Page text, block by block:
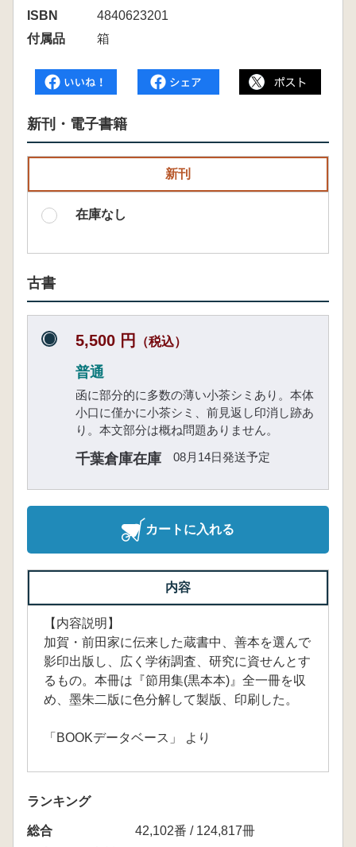
ISBN
4840623201
付属品
箱
新刊・電子書籍
新刊
在庫なし
古書
5,500 円 （税込）
普通
函に部分的に多数の薄い小茶シミあり。本体
小口に僅かに小茶シミ、前見返し印消し跡あ
り。本文部分は概ね問題ありません。
千葉倉庫在庫 08月14日発送予定
カートに入れる
内容
【内容説明】
加賀・前田家に伝来した蔵書中、善本を選んで
影印出版し、広く学術調査、研究に資せんとす
るもの。本冊は『節用集(黒本本)』全一冊を収
め、墨朱二版に色分解して製版、印刷した。
「BOOKデータベース」 より
ランキング
総合
42,102番 / 124,817冊